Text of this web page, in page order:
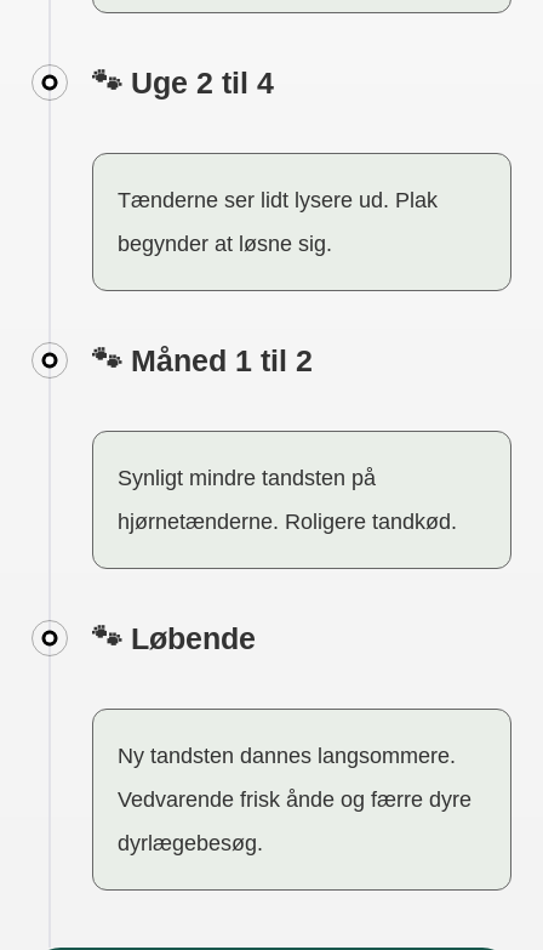
🐾 Uge 2 til 4
Tænderne ser lidt lysere ud. Plak
begynder at løsne sig.
🐾 Måned 1 til 2
Synligt mindre tandsten på
hjørnetænderne. Roligere tandkød.
🐾 Løbende
Ny tandsten dannes langsommere.
Vedvarende frisk ånde og færre dyre
dyrlægebesøg.